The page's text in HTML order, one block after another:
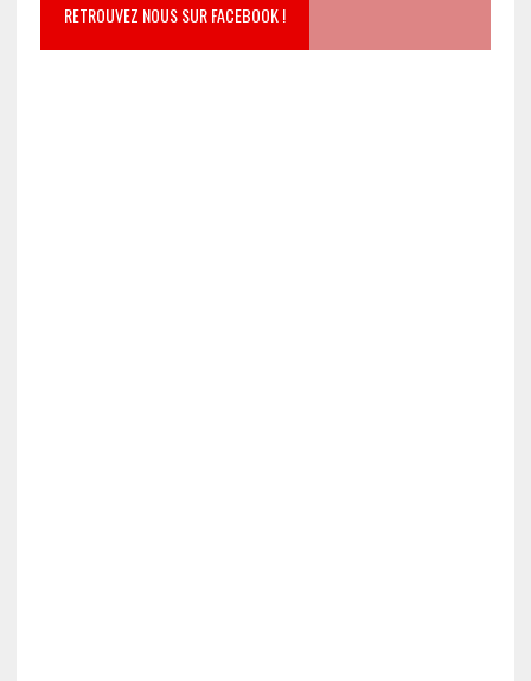
RETROUVEZ NOUS SUR FACEBOOK !